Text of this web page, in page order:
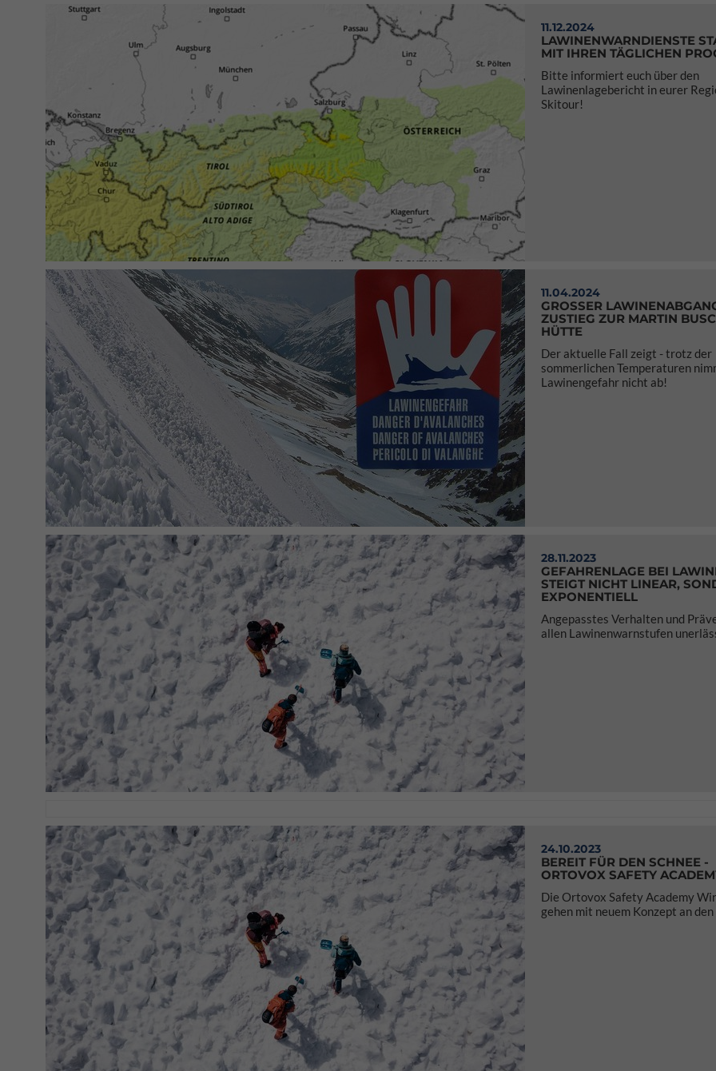
11.12.2024
LAWINENWARNDIENSTE
MIT IHREN TÄGLICHEN
Bitte informiert euch über den
Lawinenlagebericht in eurer
Skitour!
11.04.2024
GROSSER LAWINENABGANG
USTIEG ZUR MARTIN BUSCH
ÜTTE
Der aktuelle Fall zeigt - trotz der
sommerlichen Temperaturen
Lawinengefahr nicht ab!
28.11.2023
GEFAHRENLAGE BEI
STEIGT NICHT LINEAR,
EXPONENTIELL
Angepasstes Verhalten und
allen Lawinenwarnstufen
24.10.2023
BEREIT FÜR DEN SCHNEE -
ORTOVOX SAFETY
Die Ortovox Safety Academy
gehen mit neuem Konzept an den